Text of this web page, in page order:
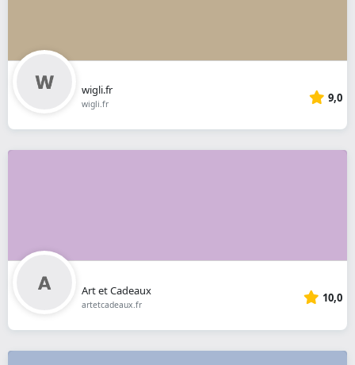
wigli.fr
wigli.fr 9,0
Art et Cadeaux
artetcadeaux.fr 10,0